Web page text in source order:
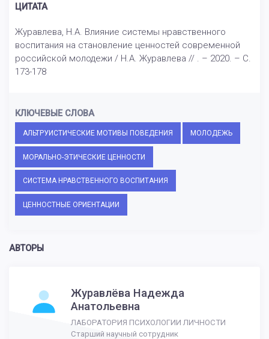
ЦИТАТА
Журавлева, Н.А. Влияние системы нравственного
воспитания на становление ценностей современной
российской молодежи / Н.А. Журавлева // . – 2020. – С.
173-178
КЛЮЧЕВЫЕ СЛОВА
АЛЬТРУИСТИЧЕСКИЕ МОТИВЫ ПОВЕДЕНИЯ МОЛОДЕЖЬ
МОРАЛЬНО-ЭТИЧЕСКИЕ ЦЕННОСТИ
СИСТЕМА НРАВСТВЕННОГО ВОСПИТАНИЯ
ЦЕННОСТНЫЕ ОРИЕНТАЦИИ
АВТОРЫ
Журавлёва Надежда
Анатольевна
ЛАБОРАТОРИЯ ПСИХОЛОГИИ ЛИЧНОСТИ
Старший научный сотрудник